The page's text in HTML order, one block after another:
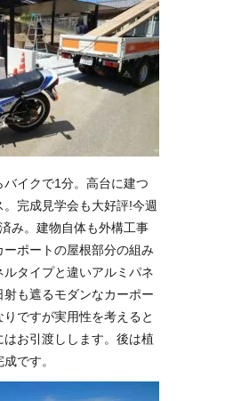
バイクで1分。高台に建つ
完成見学会も大好評!今週
み。建物自体も外構工事
ポートの屋根部分の組み
タイプと違いアルミパネ
射も遮るモダンなカーポー
りですが実用性を考えると
お引渡しします。後は植
です。